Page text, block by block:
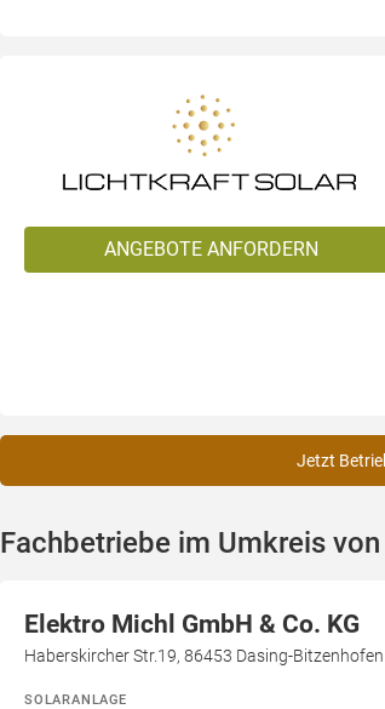
ANGEBOTE ANFORDERN
Jetzt
Fachbetriebe im Umkreis
Elektro Michl GmbH & Co. KG
Haberskircher Str.19, 86453 Dasing-
SOLARANLAGE